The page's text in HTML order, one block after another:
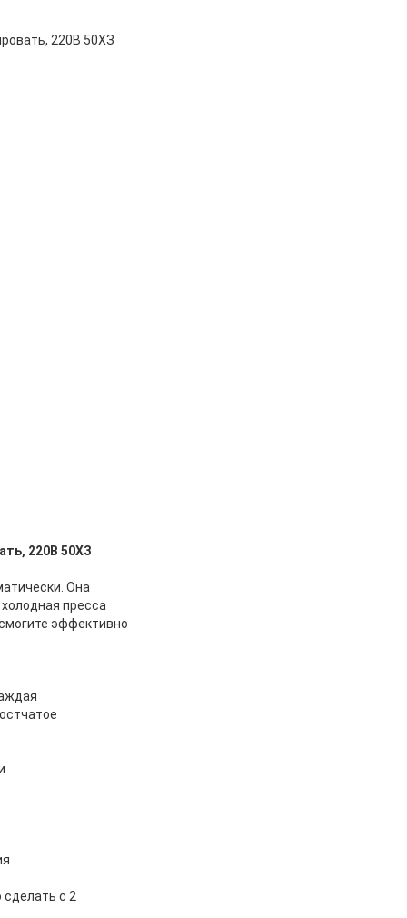
220В 50ХЗ
220В 50ХЗ
Она
пресса
эффективно
с 2